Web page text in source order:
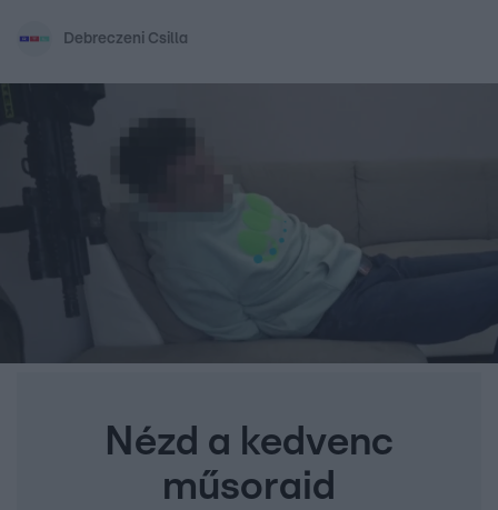
Debreczeni Csilla
Nézd a kedvenc
műsoraid